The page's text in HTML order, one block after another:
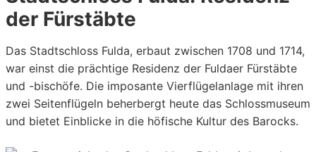
der Fürstäbte
Das Stadtschloss Fulda, erbaut zwischen 1708 und 1714,
war einst die prächtige Residenz der Fuldaer Fürstäbte
und -bischöfe. Die imposante Vierflügelanlage mit ihren
zwei Seitenflügeln beherbergt heute das Schlossmuseum
und bietet Einblicke in die höfische Kultur des Barocks.